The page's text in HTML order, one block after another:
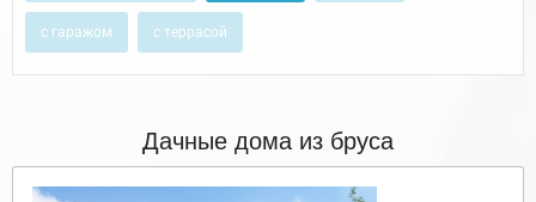
с гаражом с террасой
Дачные дома из бруса